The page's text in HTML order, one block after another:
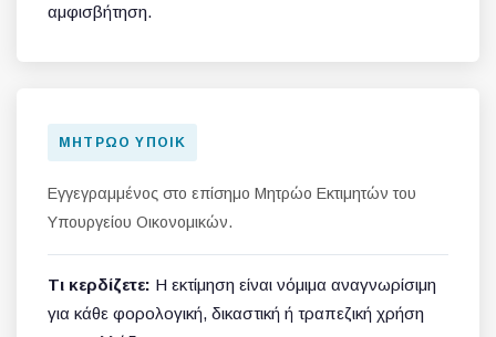
αμφισβήτηση.
ΜΗΤΡΏΟ ΥΠΟΙΚ
Εγγεγραμμένος στο επίσημο Μητρώο Εκτιμητών του
Υπουργείου Οικονομικών.
Τι κερδίζετε: Η εκτίμηση είναι νόμιμα αναγνωρίσιμη
για κάθε φορολογική, δικαστική ή τραπεζική χρήση